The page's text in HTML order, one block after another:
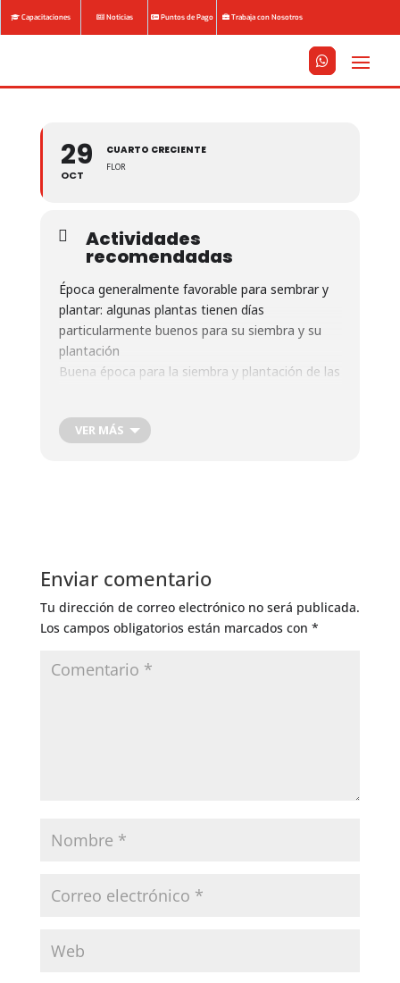
Capacitaciones Noticias Puntos de Pago Trabaja con Nosotros



29
OCT
CUARTO CRECIENTE
FLOR
Actividades
recomendadas
Época generalmente favorable para sembrar y
plantar: algunas plantas tienen días
particularmente buenos para su siembra y su
plantación
Buena época para la siembra y plantación de las
hierbas
VER MÁS
Enviar comentario
Tu dirección de correo electrónico no será publicada.
Los campos obligatorios están marcados con *